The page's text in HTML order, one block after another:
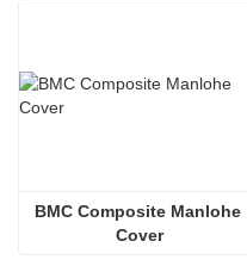
BMC Composite Manlohe
Cover